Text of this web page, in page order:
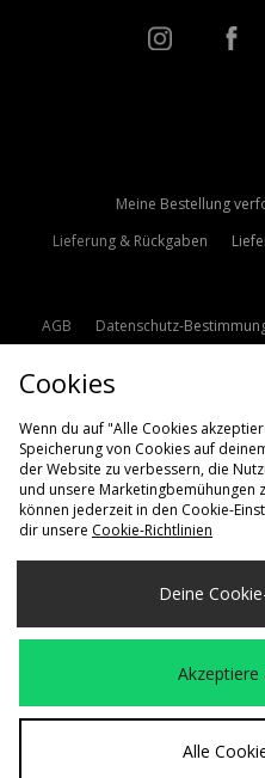
Meine Bestellung
Lieferung & Rückgaben
AGB Datenschutz-
Deutschland
Wir akzeptieren die
Besuchen Sie unsere
Cookies
Wenn du auf "Alle Cookies
Speicherung von Cookies auf
der Website zu verbessern, die
und unsere Marketingbemühungen
können jederzeit in den Cookie-
dir unsere Cookie-Richtlinien
Deine
Akzeptiere
Alle